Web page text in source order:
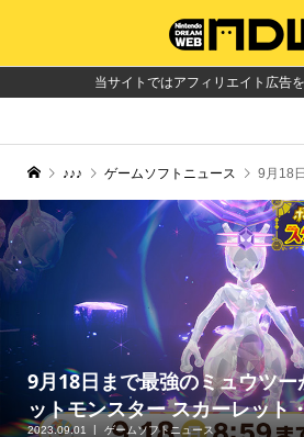
当サイトではアフィリエイト広告
♪♪♪ ゲームソフトニュース 9月18日まで最強のミ
9月18日まで最強のミュウツ
ットモンスター スカーレット
2023.09.01 ゲームソフトニュース